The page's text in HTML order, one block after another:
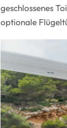
geschlossenes
optionale